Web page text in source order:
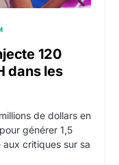
120
dans les
de dollars en
générer 1,5
critiques sur sa